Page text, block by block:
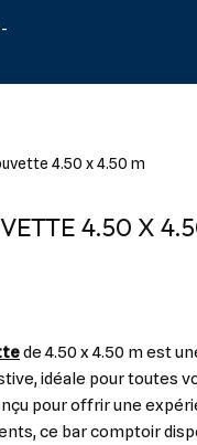
4.50 x 4.50 m
4.50 X
de 4.50 x 4.50 m est
idéale pour toutes
pour offrir une
ce bar comptoir